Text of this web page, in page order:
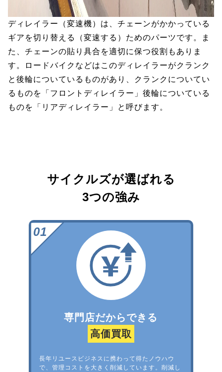
ディレイラー（変速機）は、チェーンがかかっている
ギアを切り替える（変速する）ためのパーツです。ま
た、チェーンの貼り具合を適切に保つ役割もありま
す。ロードバイクなどはこのディレイラーがクランク
と後輪についているものがあり、クランクについてい
るものを「フロントディレイラー」後輪についている
ものを「リアディレイラー」と呼びます。
サイクルズが選ばれる
3つの強み
専門店だからできる
高価買取
長年リユースビジネスに携わって得たノウハウ
で、管理コストを大きく削減しています。削減し